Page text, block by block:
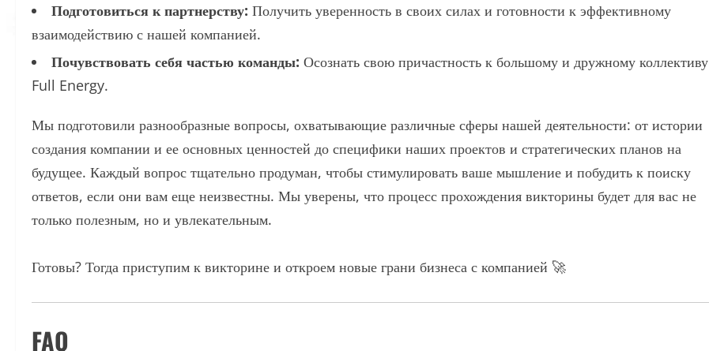
Подготовиться к партнерству: Получить уверенность в своих силах и готовности к эффективному
взаимодействию с нашей компанией.
Почувствовать себя частью команды: Осознать свою причастность к большому и дружному коллективу
Full Energy.
Мы подготовили разнообразные вопросы, охватывающие различные сферы нашей деятельности: от истории
создания компании и ее основных ценностей до специфики наших проектов и стратегических планов на
будущее. Каждый вопрос тщательно продуман, чтобы стимулировать ваше мышление и побудить к поиску
ответов, если они вам еще неизвестны. Мы уверены, что процесс прохождения викторины будет для вас не
только полезным, но и увлекательным.
Готовы? Тогда приступим к викторине и откроем новые грани бизнеса с компанией 🚀
FAQ